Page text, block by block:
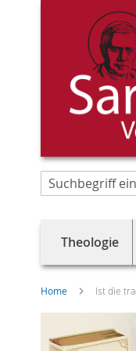
Suche
Theologie
Home Ist die